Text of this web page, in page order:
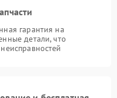
гарантия на
детали, что